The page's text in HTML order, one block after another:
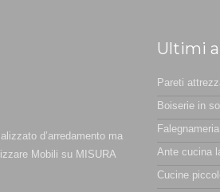
d’arredamento ma
Mobili su MISURA
Ultimi
Pareti
Boiserie in
Ante cucina
Cucine